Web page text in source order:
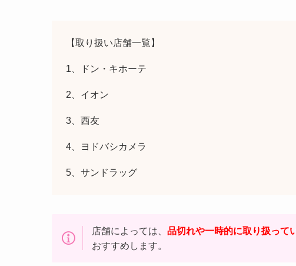
【取り扱い店舗一覧】
1、ドン・キホーテ
2、イオン
3、西友
4、ヨドバシカメラ
5、サンドラッグ
店舗によっては、 品切れや一時的に取り扱って
おすすめします。